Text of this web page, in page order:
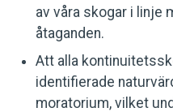
av våra skogar i linje
åtaganden.
Att alla
identifierade
moratorium, vilket